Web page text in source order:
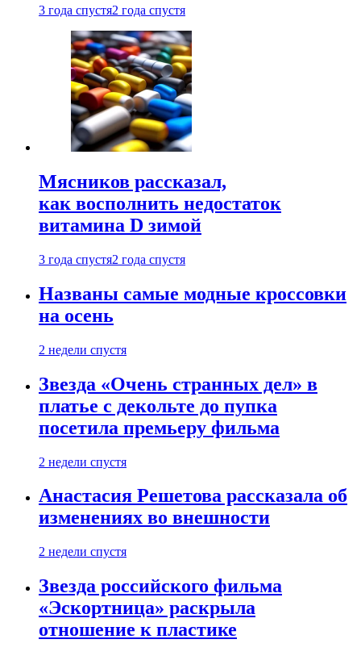
3 года спустя2 года спустя
Мясников рассказал,
как восполнить недостаток
витамина D зимой
3 года спустя2 года спустя
Названы самые модные кроссовки
на осень
2 недели спустя
Звезда «Очень странных дел» в
платье с декольте до пупка
посетила премьеру фильма
2 недели спустя
Анастасия Решетова рассказала об
изменениях во внешности
2 недели спустя
Звезда российского фильма
«Эскортница» раскрыла
отношение к пластике